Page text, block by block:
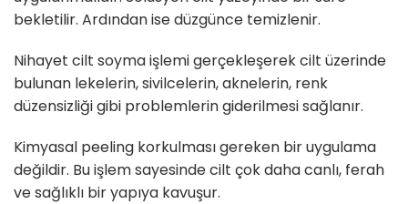
bekletilir. Ardından ise düzgünce temizlenir.
Nihayet cilt soyma işlemi gerçekleşerek cilt üzerinde
bulunan lekelerin, sivilcelerin, aknelerin, renk
düzensizliği gibi problemlerin giderilmesi sağlanır.
Kimyasal peeling korkulması gereken bir uygulama
değildir. Bu işlem sayesinde cilt çok daha canlı, ferah
ve sağlıklı bir yapıya kavuşur.